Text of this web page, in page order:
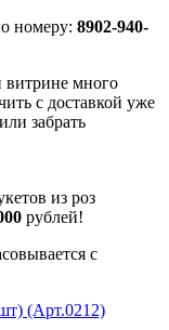
номеру: 8902-940-
витрине много
с доставкой уже
забрать
из роз
рублей!
с
(Арт.0212)